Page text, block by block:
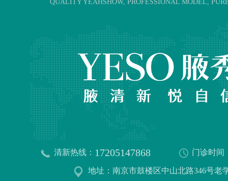
QUALITY YEAHSHOW, PROFESSIONAL MODEL,
清新热线： 17205147868 门诊时间
地址：南京市鼓楼区中山北路346号老